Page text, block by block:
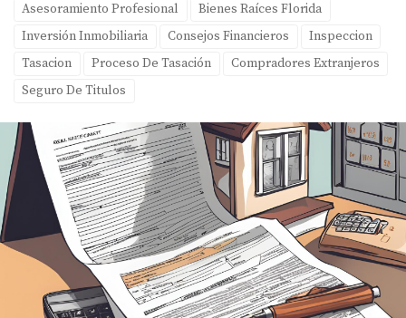
Asesoramiento Profesional
Bienes Raíces Florida
Inversión Inmobiliaria
Consejos Financieros
Inspeccion
Tasacion
Proceso De Tasación
Compradores Extranjeros
Seguro De Titulos